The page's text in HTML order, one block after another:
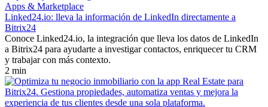
Apps & Marketplace
Linked24.io: lleva la información de LinkedIn directamente a
Bitrix24
Conoce Linked24.io, la integración que lleva los datos de LinkedIn
a Bitrix24 para ayudarte a investigar contactos, enriquecer tu CRM
y trabajar con más contexto.
2 min